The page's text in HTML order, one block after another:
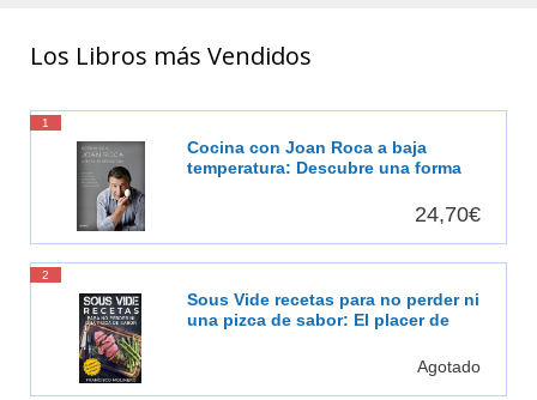
Los Libros más Vendidos
1
Cocina con Joan Roca a baja
temperatura: Descubre una forma
24,70€
2
Sous Vide recetas para no perder ni
una pizca de sabor: El placer de
Agotado